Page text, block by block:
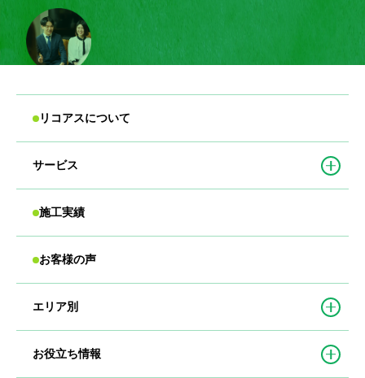
リコアスについて
サービス
施工実績
お客様の声
エリア別
お役立ち情報